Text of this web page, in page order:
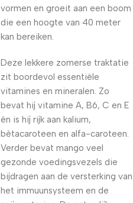
vormen en groeit aan een boom
die een hoogte van 40 meter
kan bereiken.
Deze lekkere zomerse traktatie
zit boordevol essentiële
vitamines en mineralen. Zo
bevat hij vitamine A, B6, C en E
én is hij rijk aan kalium,
bètacaroteen en alfa-caroteen.
Verder bevat mango veel
gezonde voedingsvezels die
bijdragen aan de versterking van
het immuunsysteem en de